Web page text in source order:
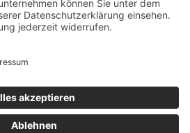
age im Märchengewand. So
CINDERELLA der
Hammerstein schon mehrere
das Stück in die Jetztzeit
ist eine junge […]